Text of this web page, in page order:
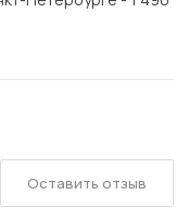
Оставить отзыв